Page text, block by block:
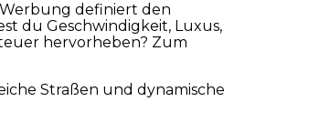
definiert den
du Geschwindigkeit, Luxus,
hervorheben? Zum
Straßen und dynamische